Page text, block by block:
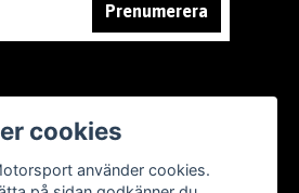
Prenumerera
cookies
använder cookies.